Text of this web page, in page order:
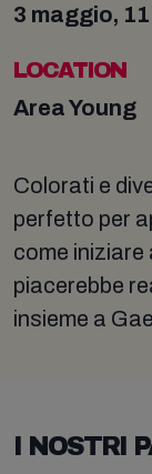
3 maggio,
LOCATION
Area Young
Colorati e
perfetto per
come
piacerebbe
insieme a
I NOSTRI